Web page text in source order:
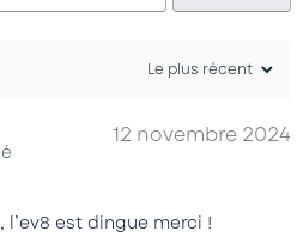
12 novembre 2024
l’ev8 est dingue merci !